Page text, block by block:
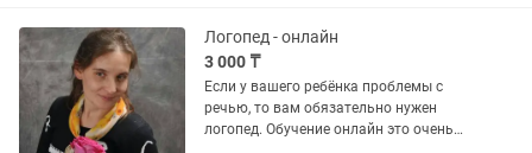
Логопед - онлайн
3 000 ₸
Если у вашего ребёнка проблемы с
речью, то вам обязательно нужен
логопед. Обучение онлайн это очень